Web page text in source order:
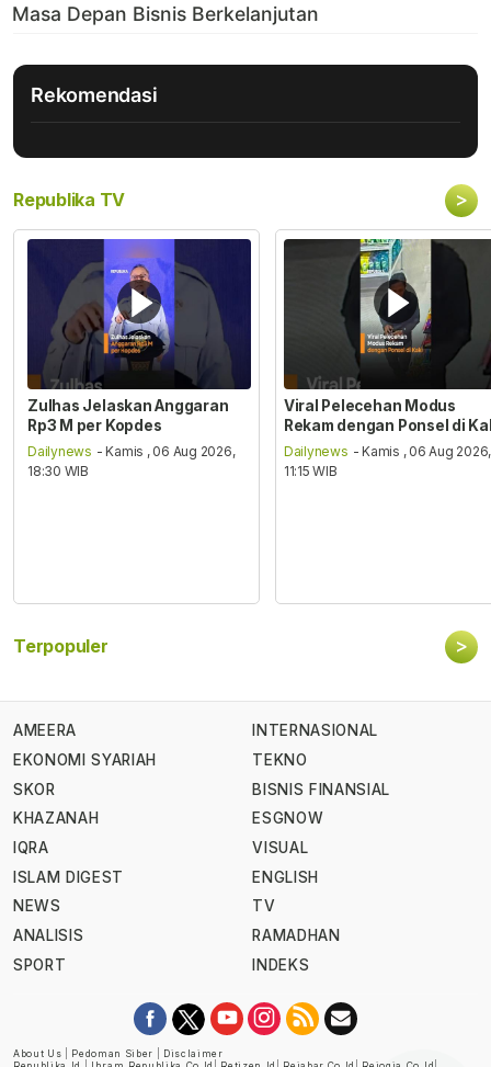
Rekomendasi
Republika TV >
Zulhas Jelaskan Anggaran
Rp3 M per Kopdes
Dailynews - Kamis , 06 Aug 2026,
18:30 WIB
Viral Pelecehan Modus
Rekam dengan Ponsel di
Dailynews - Kamis , 06 Aug 2026,
11:15 WIB
Terpopuler >
AMEERA
EKONOMI SYARIAH
SKOR
KHAZANAH
IQRA
ISLAM DIGEST
NEWS
ANALISIS
SPORT
INTERNASIONAL
TEKNO
BISNIS FINANSIAL
ESGNOW
VISUAL
ENGLISH
TV
RAMADHAN
INDEKS
About Us Pedoman Siber
Disclaimer